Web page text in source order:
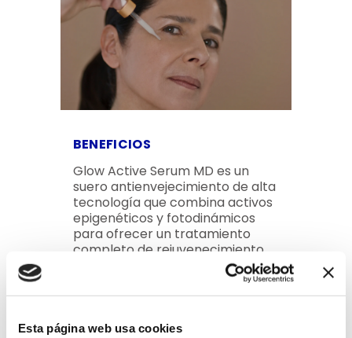
Esta página web usa cookies
BENEFICIOS
Glow Active Serum MD es un
suero antienvejecimiento de alta
tecnología que combina activos
epigenéticos y fotodinámicos
para ofrecer un tratamiento
completo de rejuvenecimiento
facial. Su fórmula avanzada
incluye ingredientes como
Vitasource™, Tripéptido Trilagen,
X50 y Vitamina C Estable,